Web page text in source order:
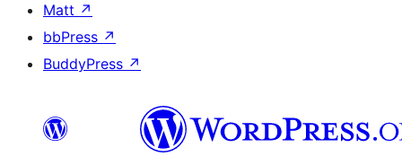
Matt ↗
bbPress ↗
BuddyPress ↗